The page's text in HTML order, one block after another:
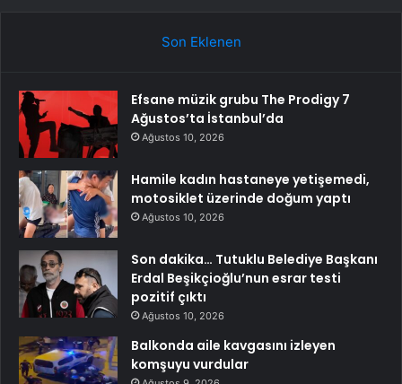
Son Eklenen
Efsane müzik grubu The Prodigy 7
Ağustos’ta İstanbul’da
Ağustos 10, 2026
Hamile kadın hastaneye yetişemedi,
motosiklet üzerinde doğum yaptı
Ağustos 10, 2026
Son dakika… Tutuklu Belediye Başkanı
Erdal Beşikçioğlu’nun esrar testi
pozitif çıktı
Ağustos 10, 2026
Balkonda aile kavgasını izleyen
komşuyu vurdular